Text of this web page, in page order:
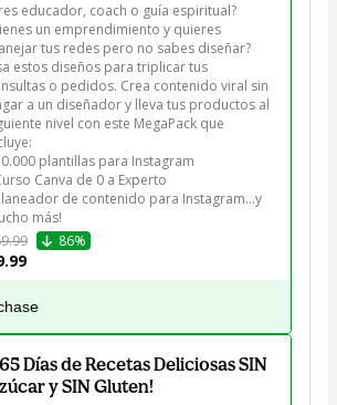
educador, coach o guía espiritual?
un emprendimiento y quieres
tus redes pero no sabes diseñar?
estos diseños para triplicar tus
o pedidos. Crea contenido viral sin
a un diseñador y lleva tus productos al
nivel con este MegaPack que
plantillas para Instagram
Canva de 0 a Experto
de contenido para Instagram...y
más!
86%
Días de Recetas Deliciosas SIN
y SIN Gluten!